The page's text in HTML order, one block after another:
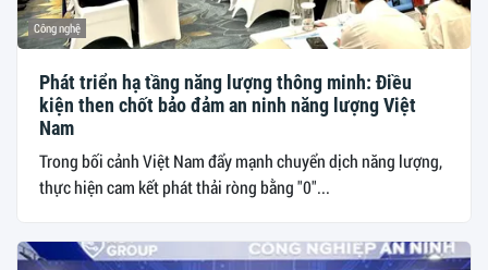
Công nghệ
Phát triển hạ tầng năng lượng thông minh: Điều
kiện then chốt bảo đảm an ninh năng lượng Việt
Nam
Trong bối cảnh Việt Nam đẩy mạnh chuyển dịch năng lượng,
thực hiện cam kết phát thải ròng bằng "0"...